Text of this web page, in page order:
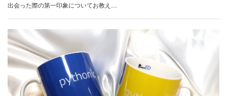
出会った際の第一印象についてお教え…